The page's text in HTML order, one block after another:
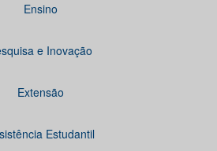
Ensino
e Inovação
Extensão
Estudantil